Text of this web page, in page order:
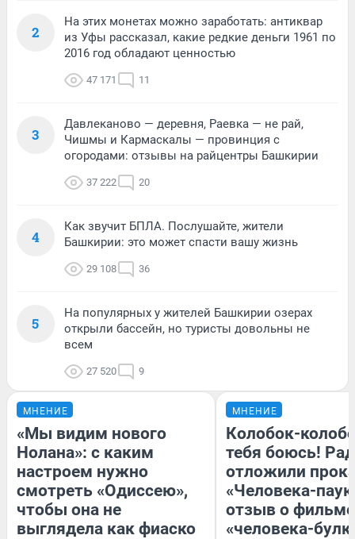
2
На этих монетах можно заработать: антиквар
из Уфы рассказал, какие редкие деньги 1961 по
2016 год обладают ценностью
47 171 11
3
Давлеканово — деревня, Раевка — не рай,
Чишмы и Кармаскалы — провинция с
огородами: отзывы на райцентры Башкирии
37 222 20
4
Как звучит БПЛА. Послушайте, жители
Башкирии: это может спасти вашу жизнь
29 108 36
5
На популярных у жителей Башкирии озерах
открыли бассейн, но туристы довольны не
всем
27 520 9
МНЕНИЕ
«Мы видим нового
Нолана»: с каким
настроем нужно
смотреть «Одиссею»,
чтобы она не
выглядела как фиаско
МНЕНИЕ
Колобок-
тебя боюсь!
отложили
«Человека-
отзыв о
«человека-